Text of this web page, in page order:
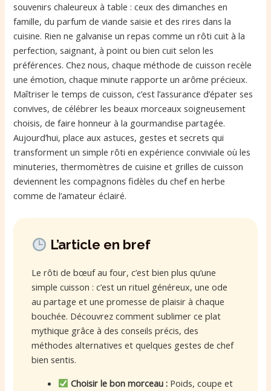
souvenirs chaleureux à table : ceux des dimanches en
famille, du parfum de viande saisie et des rires dans la
cuisine. Rien ne galvanise un repas comme un rôti cuit à la
perfection, saignant, à point ou bien cuit selon les
préférences. Chez nous, chaque méthode de cuisson recèle
une émotion, chaque minute rapporte un arôme précieux.
Maîtriser le temps de cuisson, c’est l’assurance d’épater ses
convives, de célébrer les beaux morceaux soigneusement
choisis, de faire honneur à la gourmandise partagée.
Aujourd’hui, place aux astuces, gestes et secrets qui
transforment un simple rôti en expérience conviviale où les
minuteries, thermomètres de cuisine et grilles de cuisson
deviennent les compagnons fidèles du chef en herbe
comme de l’amateur éclairé.
L’article en bref
Le rôti de bœuf au four, c’est bien plus qu’une
simple cuisson : c’est un rituel généreux, une ode
au partage et une promesse de plaisir à chaque
bouchée. Découvrez comment sublimer ce plat
mythique grâce à des conseils précis, des
méthodes alternatives et quelques gestes de chef
bien sentis.
Choisir le bon morceau :Poids, coupe et